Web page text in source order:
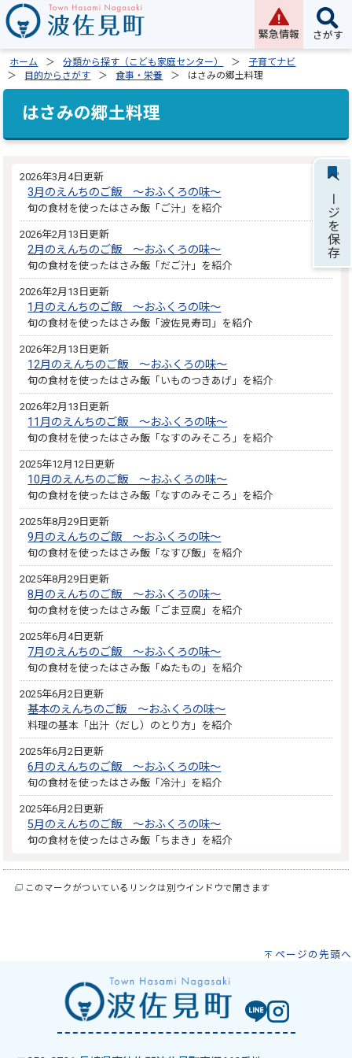
緊急情報 さがす
ホーム 分類から探す（こども家庭センター）
子育てナビ
目的からさがす
食事・栄養 はさみの郷土料理
はさみの郷土料理
2026年3月4日更新
3月のえんちのご飯 ～おふくろの味～
旬の食材を使ったはさみ飯「ご汁」を紹介
2026年2月13日更新
2月のえんちのご飯 ～おふくろの味～
旬の食材を使ったはさみ飯「だご汁」を紹介
2026年2月13日更新
1月のえんちのご飯 ～おふくろの味～
旬の食材を使ったはさみ飯「波佐見寿司」を紹介
2026年2月13日更新
12月のえんちのご飯 ～おふくろの味～
旬の食材を使ったはさみ飯「いものつきあげ」を紹介
2026年2月13日更新
11月のえんちのご飯 ～おふくろの味～
旬の食材を使ったはさみ飯「なすのみそころ」を紹介
2025年12月12日更新
10月のえんちのご飯 ～おふくろの味～
旬の食材を使ったはさみ飯「なすのみそころ」を紹介
2025年8月29日更新
9月のえんちのご飯 ～おふくろの味～
旬の食材を使ったはさみ飯「なすび飯」を紹介
2025年8月29日更新
8月のえんちのご飯 ～おふくろの味～
旬の食材を使ったはさみ飯「ごま豆腐」を紹介
2025年6月4日更新
7月のえんちのご飯 ～おふくろの味～
旬の食材を使ったはさみ飯「ぬたもの」を紹介
2025年6月2日更新
基本のえんちのご飯 ～おふくろの味～
料理の基本「出汁（だし）のとり方」を紹介
2025年6月2日更新
6月のえんちのご飯 ～おふくろの味～
旬の食材を使ったはさみ飯「冷汁」を紹介
2025年6月2日更新
5月のえんちのご飯 ～おふくろの味～
旬の食材を使ったはさみ飯「ちまき」を紹介
このマークがついているリンクは別ウインドウで開きます
ページの先頭へ
ページを保存